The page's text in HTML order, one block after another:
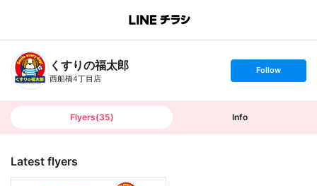
B
n
h
T
くすりの福太郎
西船橋4丁目店
s
t
o
Follow
Flyers(35) Info
Latest flyers